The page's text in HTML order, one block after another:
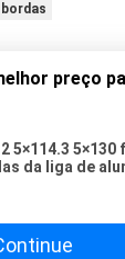
preço
5×114.3 5×130
da liga de